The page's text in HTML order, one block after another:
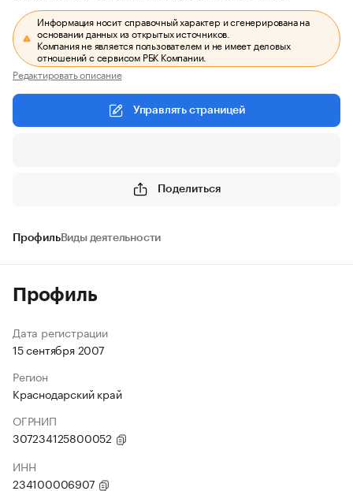
Информация носит справочный характер и сгенерирована на
основании данных из открытых источников.
Компания не является пользователем и не имеет деловых
отношений с сервисом РБК Компании.
Редактировать описание
Управлять страницей
Поделиться
ПрофильВиды деятельности
Профиль
Дата регистрации
15 сентября 2007
Регион
Краснодарский край
ОГРНИП
307234125800052
ИНН
234100006907